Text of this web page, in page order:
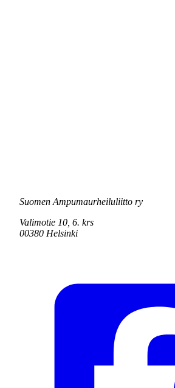
Suomen Ampumaurheiluliitto ry
Valimotie 10, 6. krs
00380 Helsinki